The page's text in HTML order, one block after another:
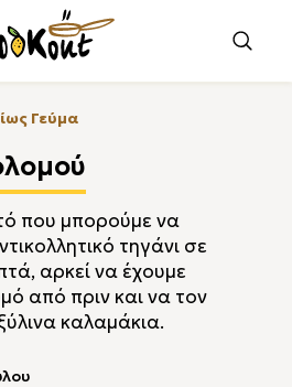
Γεύμα
που μπορούμε να
τηγάνι σε
αρκεί να έχουμε
από πριν και να τον
καλαμάκια.